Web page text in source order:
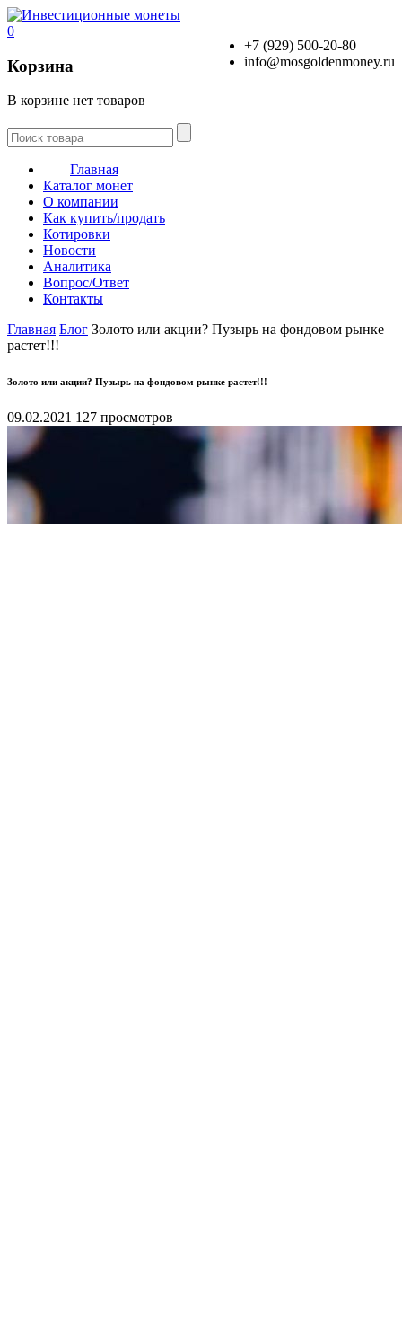
+7 (929) 500-20-80
info@mosgoldenmoney.ru
0
Корзина
В корзине нет товаров
Главная
Каталог монет
О компании
Как купить/продать
Котировки
Новости
Аналитика
Вопрос/Ответ
Контакты
Главная Блог Золото или акции? Пузырь на фондовом рынке
растет!!!
Золото или акции? Пузырь на фондовом рынке растет!!!
09.02.2021 127 просмотров